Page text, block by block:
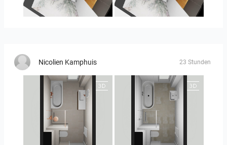
MOULIN MOULIN 2
Nicolien Kamphuis 23 Stunden
25-5010 bnr. 90 25-5010 bnr 90